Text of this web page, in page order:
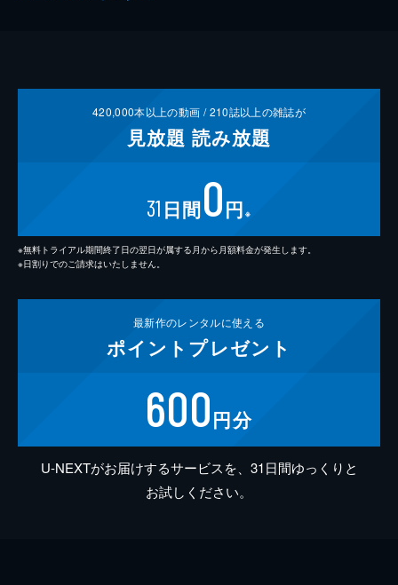
420,000本以上の動画 /210誌以上の雑誌が
見放題 読み放題
31 日間0円 ※
※無料トライアル期間終了日の翌日が属する月から月額料金が発生します。
※日割りでのご請求はいたしません。
最新作のレンタルに使える
ポイント プレゼント
600円分
U-NEXTがお届けするサービスを、31日間ゆっくりと
お試しください。